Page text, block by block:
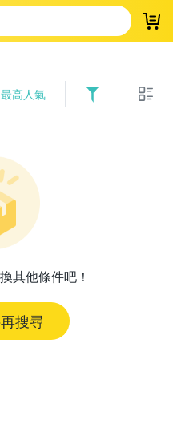
登
最高人氣
其他條件吧！
搜尋